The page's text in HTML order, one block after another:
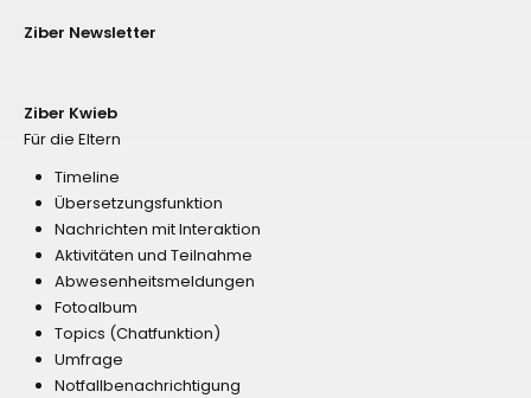
Ziber Newsletter
Ziber Kwieb
Für die Eltern
Timeline
Übersetzungsfunktion
Nachrichten mit Interaktion
Aktivitäten und Teilnahme
Abwesenheitsmeldungen
Fotoalbum
Topics (Chatfunktion)
Umfrage
Notfallbenachrichtigung